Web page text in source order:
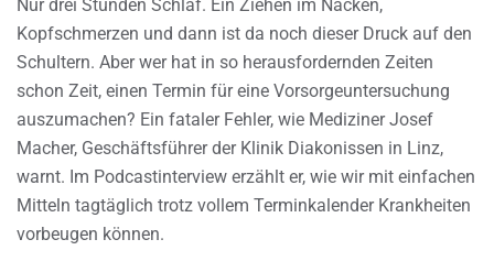
Nur drei Stunden Schlaf. Ein Ziehen im Nacken,
Kopfschmerzen und dann ist da noch dieser Druck auf den
Schultern. Aber wer hat in so herausfordernden Zeiten
schon Zeit, einen Termin für eine Vorsorgeuntersuchung
auszumachen? Ein fataler Fehler, wie Mediziner Josef
Macher, Geschäftsführer der Klinik Diakonissen in Linz,
warnt. Im Podcastinterview erzählt er, wie wir mit einfachen
Mitteln tagtäglich trotz vollem Terminkalender Krankheiten
vorbeugen können.